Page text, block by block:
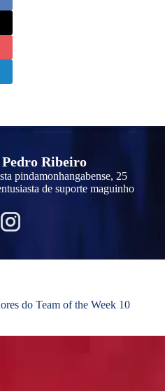
Pedro Ribeiro
pindamonhangabense, 25
de suporte maguinho
do Team of the Week 10